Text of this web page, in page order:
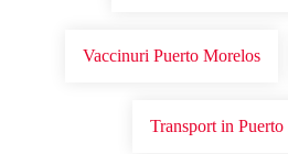
Vaccinuri Puerto Morelos
Transport in